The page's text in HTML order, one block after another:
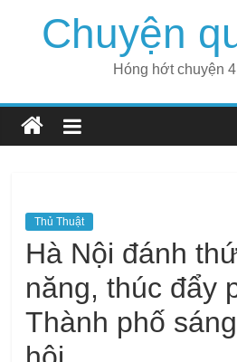
Chuyện
Hóng hớt chuyện
Thủ Thuật
Hà Nội đánh
năng, thúc đẩy
Thành phố